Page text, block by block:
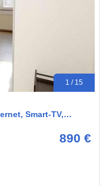
1 / 15
Smart-TV,…
890 €